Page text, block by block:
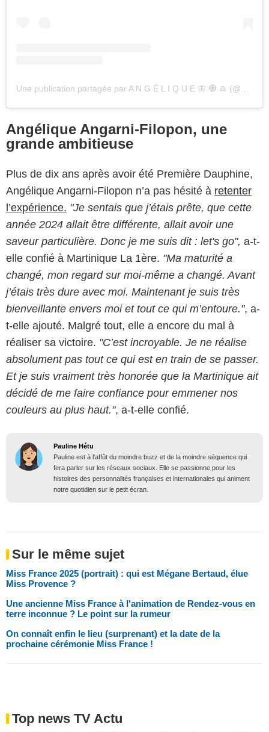
Angélique Angarni-Filopon, une
grande ambitieuse
Plus de dix ans après avoir été Première Dauphine,
Angélique Angarni-Filopon n’a pas hésité à retenter
l’expérience. "Je sentais que j’étais prête, que cette
année 2024 allait être différente, allait avoir une
saveur particulière. Donc je me suis dit : let's go", a-t-
elle confié à Martinique La 1ère. "Ma maturité a
changé, mon regard sur moi-même a changé. Avant
j’étais très dure avec moi. Maintenant je suis très
bienveillante envers moi et tout ce qui m’entoure.", a-
t-elle ajouté. Malgré tout, elle a encore du mal à
réaliser sa victoire. "C’est incroyable. Je ne réalise
absolument pas tout ce qui est en train de se passer.
Et je suis vraiment très honorée que la Martinique ait
décidé de me faire confiance pour emmener nos
couleurs au plus haut.", a-t-elle confié.
Pauline Hétu
Pauline est à l'affût du moindre buzz et de la moindre séquence qui
fera parler sur les réseaux sociaux. Elle se passionne pour les
histoires des personnalités françaises et internationales qui animent
notre quotidien sur le petit écran.
Sur le même sujet
Miss France 2025 (portrait) : qui est Mégane Bertaud, élue
Miss Provence ?
Une ancienne Miss France à l'animation de Rendez-vous en
terre inconnue ? Le point sur la rumeur
On connaît enfin le lieu (surprenant) et la date de la
prochaine cérémonie Miss France !
Top news TV Actu